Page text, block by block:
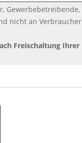
Gewerbebetreibende,
nicht an Verbraucher
Freischaltung Ihrer